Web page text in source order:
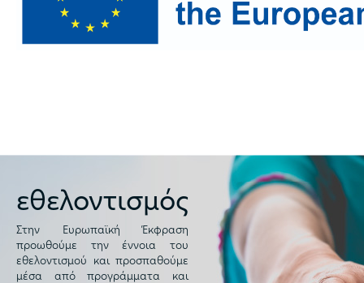
εθελοντισμός
Στην Ευρωπαϊκή Έκφραση
προωθούμε την έννοια του
εθελοντισμού και προσπαθούμε
μέσα από προγράμματα και